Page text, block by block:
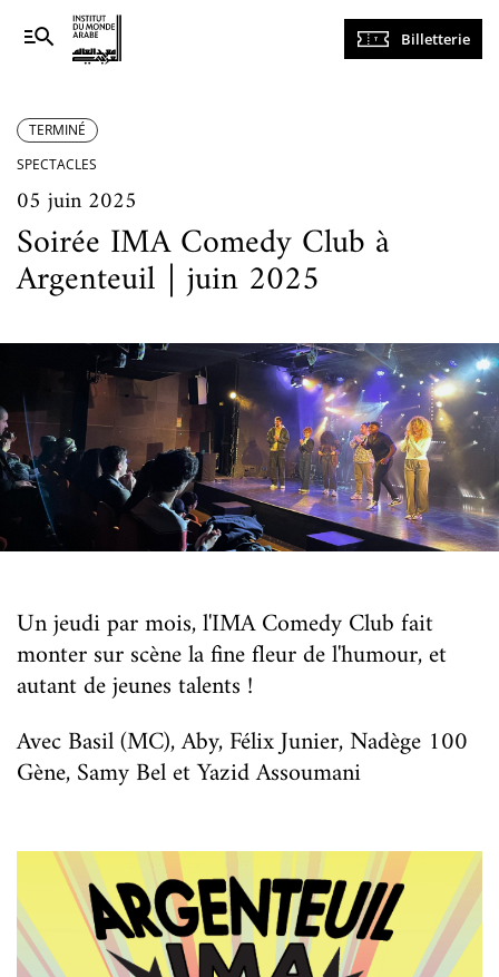
Navigation
principale
Billetterie
TERMINÉ
SPECTACLES
05 juin 2025
Soirée IMA Comedy Club à
Argenteuil｜juin 2025
Un jeudi par mois, l'IMA Comedy Club fait
monter sur scène la fine fleur de l'humour, et
autant de jeunes talents !
Avec Basil (MC), Aby, Félix Junier, Nadège 100
Gène, Samy Bel et Yazid Assoumani